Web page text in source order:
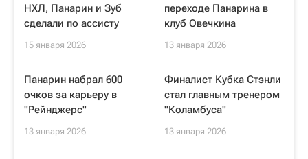
НХЛ, Панарин и Зуб
сделали по ассисту
15 января 2026
переходе Панарина в
клуб Овечкина
13 января 2026
Панарин набрал 600
очков за карьеру в
"Рейнджерс"
13 января 2026
Финалист Кубка Стэнли
стал главным тренером
"Коламбуса"
13 января 2026